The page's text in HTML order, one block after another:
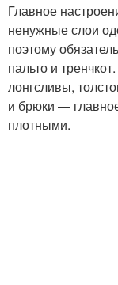
Главное
ненужные слои
поэтому
пальто и
лонгсливы,
и брюки —
плотными.